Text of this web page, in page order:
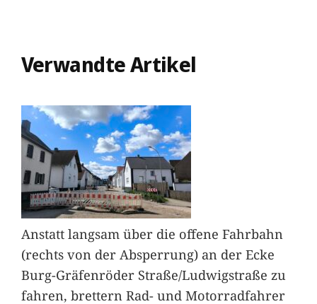
Verwandte Artikel
Anstatt langsam über die offene Fahrbahn
(rechts von der Absperrung) an der Ecke
Burg-Gräfenröder Straße/Ludwigstraße zu
fahren, brettern Rad- und Motorradfahrer